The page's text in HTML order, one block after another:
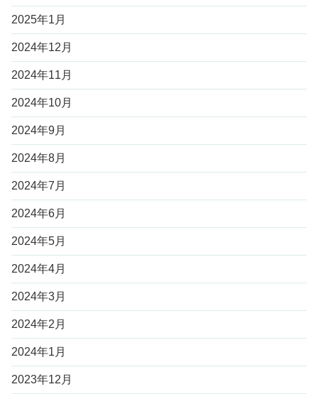
2025年1月
2024年12月
2024年11月
2024年10月
2024年9月
2024年8月
2024年7月
2024年6月
2024年5月
2024年4月
2024年3月
2024年2月
2024年1月
2023年12月